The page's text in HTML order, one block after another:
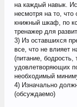
на каждый навык.
несмотря на то, что
книжный шкаф, по
тренажер для
3) Из оставшихся
все, что не влияет
(питание, бодрость,
удовлетворяющих
необходимый
4) Изначально
(обсуждаемо)